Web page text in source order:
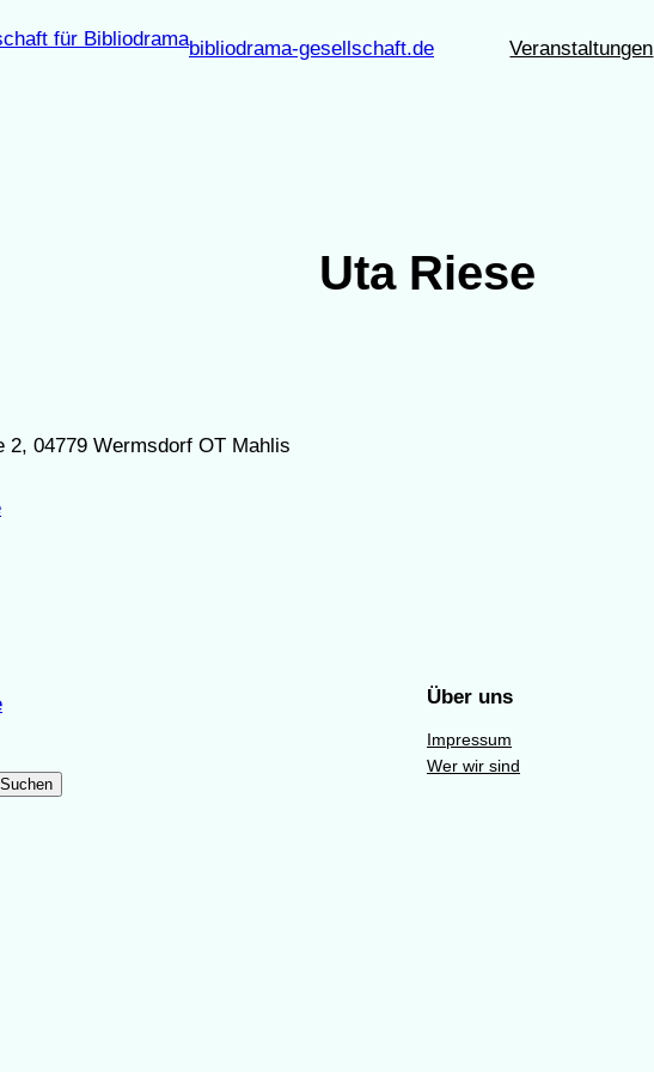
bibliodrama-gesellschaft.de Veranstaltungen
Uta Riese
04779 Wermsdorf OT Mahlis
Suchen
Über uns
Impressum
Wer wir sind